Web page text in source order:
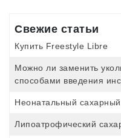
Свежие статьи
Купить Freestyle Libre
Можно ли заменить
способами введения
Неонатальный
Липоатрофический